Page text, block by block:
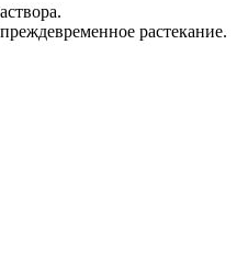
растекание.